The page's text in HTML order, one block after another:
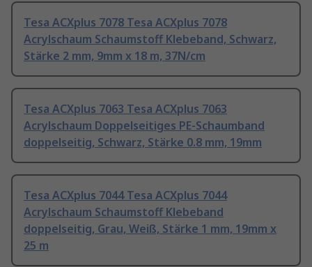
Tesa ACXplus 7078 Tesa ACXplus 7078
Acrylschaum Schaumstoff Klebeband, Schwarz,
Stärke 2 mm, 9mm x 18 m, 37N/cm
Tesa ACXplus 7063 Tesa ACXplus 7063
Acrylschaum Doppelseitiges PE-Schaumband
doppelseitig, Schwarz, Stärke 0.8 mm, 19mm
Tesa ACXplus 7044 Tesa ACXplus 7044
Acrylschaum Schaumstoff Klebeband
doppelseitig, Grau, Weiß, Stärke 1 mm, 19mm x
25 m